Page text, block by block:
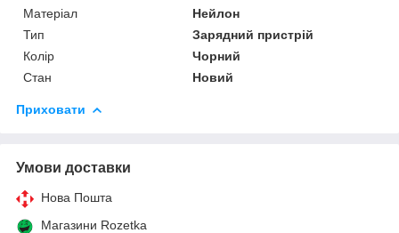
Матеріал
Нейлон
Тип
Зарядний пристрій
Колір
Чорний
Стан
Новий
Приховати
Умови доставки
Нова Пошта
Магазини Rozetka